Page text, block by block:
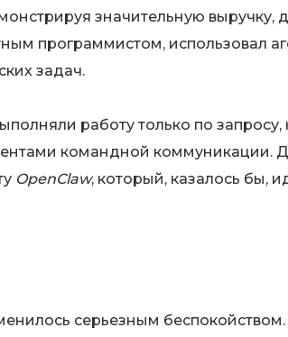
значительную выручку,
программистом, использовал
задач.
работу только по
командной коммуникации.
OpenClaw, который, казалось бы,
серьезным беспокойством.